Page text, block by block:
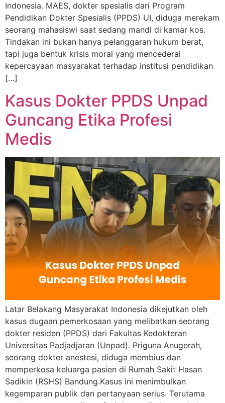
Indonesia. MAES, dokter spesialis dari Program
Pendidikan Dokter Spesialis (PPDS) UI, diduga merekam
seorang mahasiswi saat sedang mandi di kamar kos.
Tindakan ini bukan hanya pelanggaran hukum berat,
tapi juga bentuk krisis moral yang mencederai
kepercayaan masyarakat terhadap institusi pendidikan
[…]
Kasus Dokter PPDS Unpad
Guncang Etika Profesi
Medis
Latar Belakang Masyarakat Indonesia dikejutkan oleh
kasus dugaan pemerkosaan yang melibatkan seorang
dokter residen (PPDS) dari Fakultas Kedokteran
Universitas Padjadjaran (Unpad). Priguna Anugerah,
seorang dokter anestesi, diduga membius dan
memperkosa keluarga pasien di Rumah Sakit Hasan
Sadikin (RSHS) Bandung.Kasus ini menimbulkan
kegemparan publik dan pertanyaan serius. Terutama